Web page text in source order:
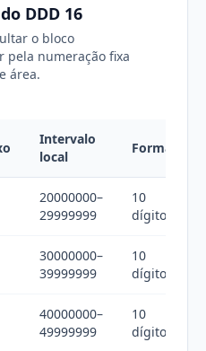
DDD 16
o bloco
pela numeração fixa
área.
Intervalo
local
Formato
20000000–
29999999
10
dígitos
30000000–
39999999
10
dígitos
40000000–
49999999
10
dígitos